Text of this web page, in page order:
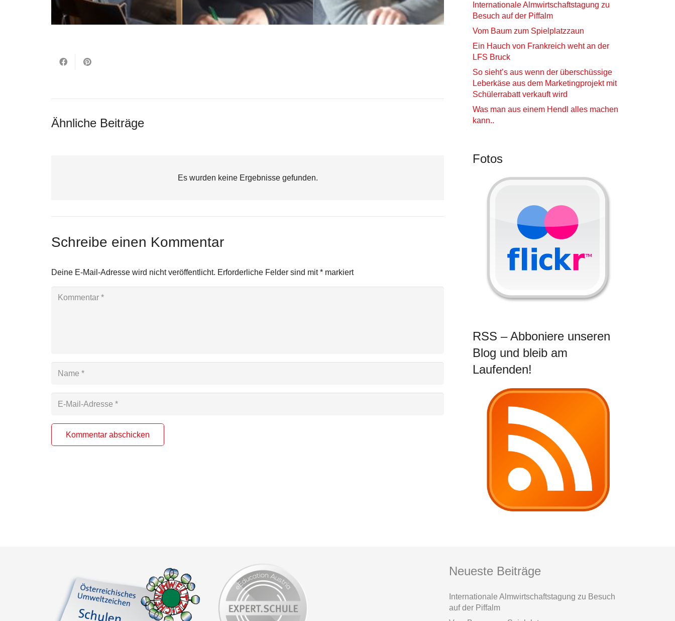
Ähnliche Beiträge
Es wurden keine Ergebnisse gefunden.
Schreibe einen Kommentar
Deine E-Mail-Adresse wird nicht veröffentlicht. Erforderliche Felder sind mit* markiert
Kommentar abschicken
Internationale Almwirtschaftstagung zu
Besuch auf der Piffalm
Vom Baum zum Spielplatzzaun
Ein Hauch von Frankreich weht an der
LFS Bruck
So sieht’s aus wenn der überschüssige
Leberkäse aus dem Marketingprojekt mit
Schülerrabatt verkauft wird
Was man aus einem Hendl alles machen
kann..
Fotos
RSS – Abboniere unseren
Blog und bleib am
Laufenden!
Neueste Beiträge
Internationale Almwirtschaftstagung zu Besuch
auf der Piffalm